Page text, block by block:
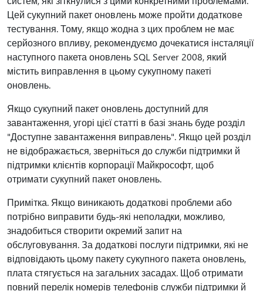
Цей сукупний пакет оновлень може пройти додаткове
тестування. Тому, якщо жодна з цих проблем не має
серйозного впливу, рекомендуємо дочекатися інсталяції
наступного пакета оновлень SQL Server 2008, який
містить виправлення в цьому сукупному пакеті
оновлень.
Якщо сукупний пакет оновлень доступний для
завантаження, угорі цієї статті в базі знань буде розділ
"Доступне завантаження виправлень". Якщо цей розділ
не відображається, зверніться до служби підтримки й
підтримки клієнтів корпорації Майкрософт, щоб
отримати сукупний пакет оновлень.
Примітка. Якщо виникають додаткові проблеми або
потрібно виправити будь-які неполадки, можливо,
знадобиться створити окремий запит на
обслуговування. За додаткові послуги підтримки, які не
відповідають цьому пакету сукупного пакета оновлень,
плата стягується на загальних засадах. Щоб отримати
повний перелік номерів телефонів служби підтримки й